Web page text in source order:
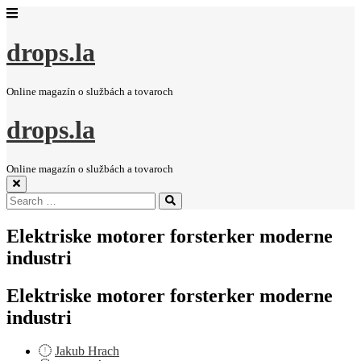
drops.la
Online magazín o službách a tovaroch
drops.la
Online magazín o službách a tovaroch
Search
for:
Search
Elektriske motorer forsterker moderne
industri
Elektriske motorer forsterker moderne
industri
Jakub Hrach